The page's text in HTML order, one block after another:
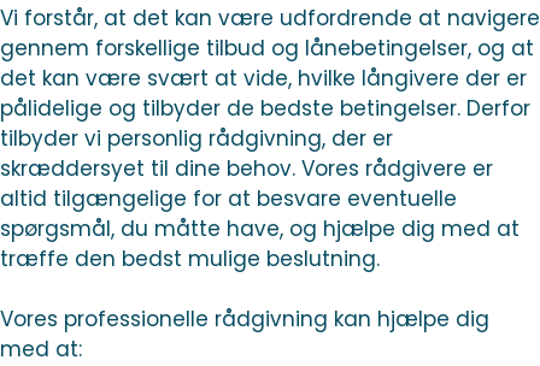
Vi forstår, at det kan være udfordrende at navigere
gennem forskellige tilbud og lånebetingelser, og at
det kan være svært at vide, hvilke långivere der er
pålidelige og tilbyder de bedste betingelser. Derfor
tilbyder vi personlig rådgivning, der er
skræddersyet til dine behov. Vores rådgivere er
altid tilgængelige for at besvare eventuelle
spørgsmål, du måtte have, og hjælpe dig med at
træffe den bedst mulige beslutning.
Vores professionelle rådgivning kan hjælpe dig
med at: